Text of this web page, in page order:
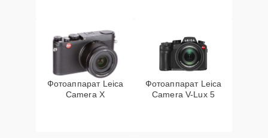
Фотоаппарат Leica
Camera X
Фотоаппарат Leica
Camera V-Lux 5